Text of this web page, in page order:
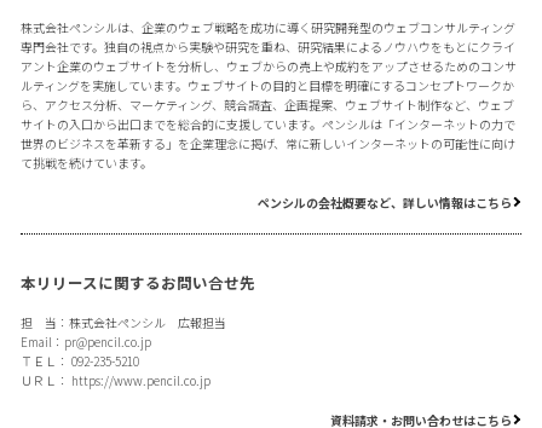
株式会社ペンシルは、企業のウェブ戦略を成功に導く研究開発型のウェブコンサルティング
専門会社です。独自の視点から実験や研究を重ね、研究結果によるノウハウをもとにクライ
アント企業のウェブサイトを分析し、ウェブからの売上や成約をアップさせるためのコンサ
ルティングを実施しています。ウェブサイトの目的と目標を明確にするコンセプトワークか
ら、アクセス分析、マーケティング、競合調査、企画提案、ウェブサイト制作など、ウェブ
サイトの入口から出口までを総合的に支援しています。ペンシルは「インターネットの力で
世界のビジネスを革新する」を企業理念に掲げ、常に新しいインターネットの可能性に向け
て挑戦を続けています。
ペンシルの会社概要など、詳しい情報はこちら
本リリースに関するお問い合せ先
担 当：株式会社ペンシル 広報担当
Email： pr@pencil.co.jp
ＴＥＬ： 092-235-5210
ＵＲＬ： https://www.pencil.co.jp
資料請求・お問い合わせはこちら